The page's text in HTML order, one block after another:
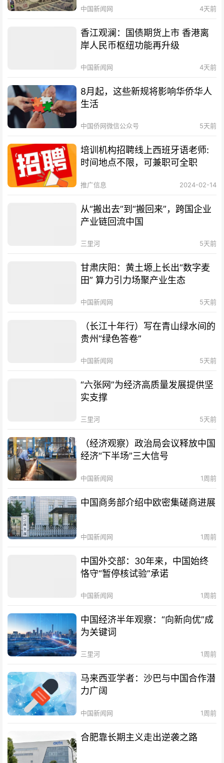
中国新闻网 4天前
香江观澜：国债期货上市 香港离
岸人民币枢纽功能再升级
中国新闻网 4天前
8月起，这些新规将影响华侨华人
生活
中国侨网微信公众号 5天前
培训机构招聘线上西班牙语老师:
时间地点不限，可兼职可全职
推广信息 2024-02-14
从“搬出去”到“搬回来”，跨国企业
产业链回流中国
三里河 5天前
甘肃庆阳：黄土塬上长出“数字麦
田” 算力引力场聚产业生态
中国新闻网 5天前
（长江十年行）写在青山绿水间的
贵州“绿色答卷”
中国新闻网 5天前
“六张网”为经济高质量发展提供坚
实支撑
三里河 5天前
（经济观察）政治局会议释放中国
经济“下半场”三大信号
中国新闻网 1周前
中国商务部介绍中欧密集磋商进展
中国新闻网 1周前
中国外交部：30年来，中国始终
恪守“暂停核试验”承诺
中国新闻网 1周前
中国经济半年观察：“向新向优”成
为关键词
三里河 1周前
马来西亚学者：沙巴与中国合作潜
力广阔
中国新闻网 1周前
合肥靠长期主义走出逆袭之路